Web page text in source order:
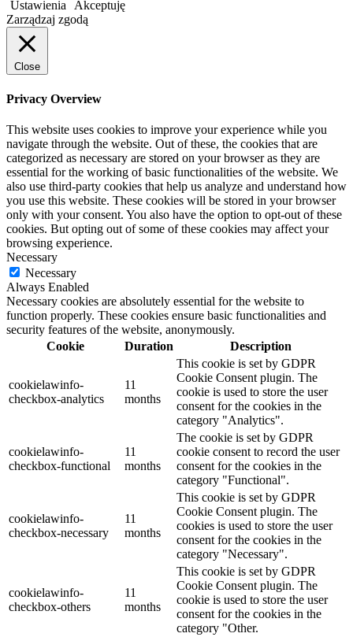
Ustawienia
Akceptuję
Zarządzaj zgodą
Close
Privacy Overview
This website uses cookies to improve your experience while you
navigate through the website. Out of these, the cookies that are
categorized as necessary are stored on your browser as they are
essential for the working of basic functionalities of the website. We
also use third-party cookies that help us analyze and understand how
you use this website. These cookies will be stored in your browser
only with your consent. You also have the option to opt-out of these
cookies. But opting out of some of these cookies may affect your
browsing experience.
Necessary
Necessary
Always Enabled
Necessary cookies are absolutely essential for the website to
function properly. These cookies ensure basic functionalities and
security features of the website, anonymously.
Cookie
Duration Description
cookielawinfo-
checkbox-analytics
11
months
This cookie is set by GDPR
Cookie Consent plugin. The
cookie is used to store the user
consent for the cookies in the
category "Analytics".
cookielawinfo-
checkbox-functional
11
months
The cookie is set by GDPR
cookie consent to record the user
consent for the cookies in the
category "Functional".
cookielawinfo-
checkbox-necessary
11
months
This cookie is set by GDPR
Cookie Consent plugin. The
cookies is used to store the user
consent for the cookies in the
category "Necessary".
cookielawinfo-
checkbox-others
11
months
This cookie is set by GDPR
Cookie Consent plugin. The
cookie is used to store the user
consent for the cookies in the
category "Other.